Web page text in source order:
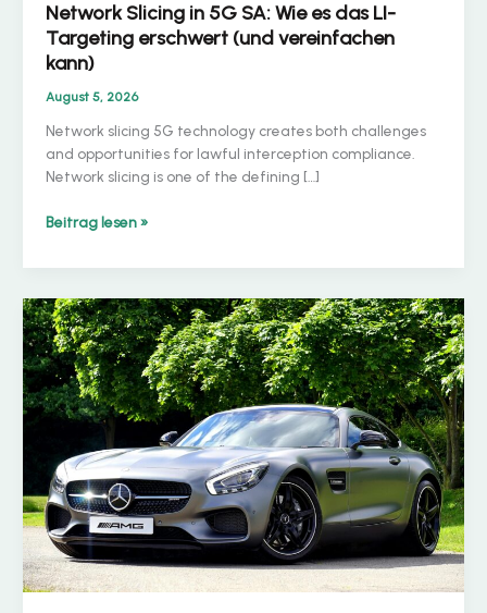
Network Slicing in 5G SA: Wie es das LI-
Targeting erschwert (und vereinfachen
kann)
August 5, 2026
Network slicing 5G technology creates both challenges
and opportunities for lawful interception compliance.
Network slicing is one of the defining […]
Network
in
SA:
Wie
es
das
LI-
Targeting
erschwert
(und
vereinfachen
kann)
Beitrag lesen »